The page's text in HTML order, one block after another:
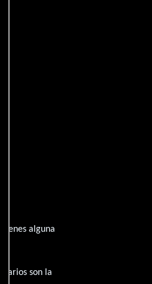
alguna
son la